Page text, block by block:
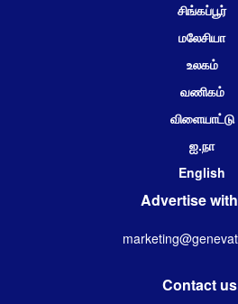
சிங்கப்பூர்
மலேசியா
உலகம்
வணிகம்
விளையாட்டு
ஐ.நா
English
Advertise
Contact